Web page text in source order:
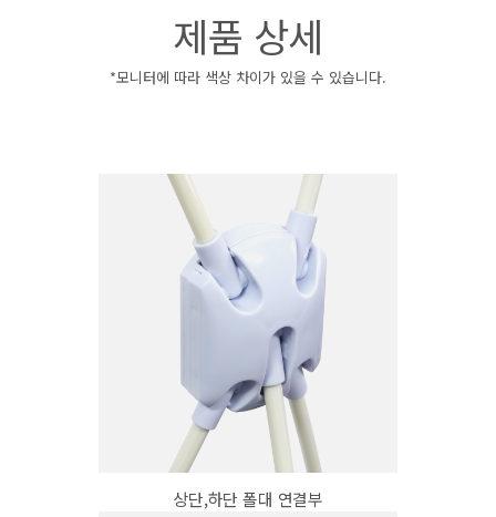
제품 상세
*모니터에 따라 색상 차이가 있을 수 있습니다.
상단,하단 폴대 연결부